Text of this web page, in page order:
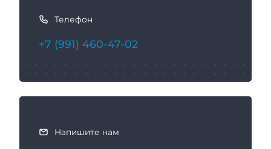
з
а
Телефон
+7 (991) 460-47-02
Напишите нам